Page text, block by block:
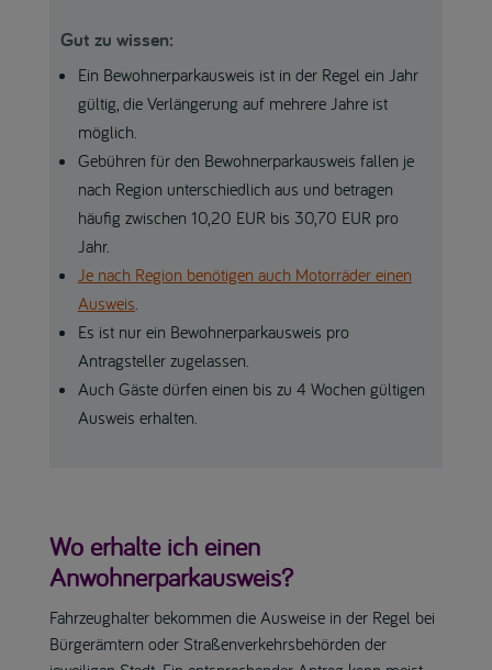
Gut zu wissen:
Ein Bewohnerparkausweis ist in der Regel ein Jahr
gültig, die Verlängerung auf mehrere Jahre ist
möglich.
Gebühren für den Bewohnerparkausweis fallen je
nach Region unterschiedlich aus und betragen
häufig zwischen 10,20 EUR bis 30,70 EUR pro
Jahr.
Je nach Region benötigen auch Motorräder einen
Ausweis
Es ist nur ein Bewohnerparkausweis pro
Antragsteller zugelassen.
Auch Gäste dürfen einen bis zu 4 Wochen gültigen
Ausweis erhalten.
Wo erhalte ich einen
Anwohnerparkausweis?
Fahrzeughalter bekommen die Ausweise in der Regel bei
Bürgerämtern oder Straßenverkehrsbehörden der